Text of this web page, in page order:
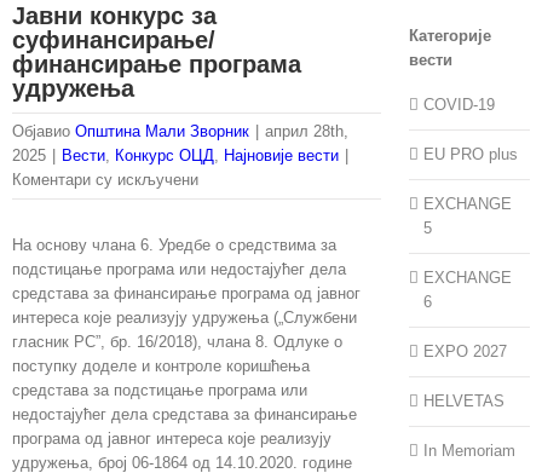
Јавни конкурс за
суфинансирање/
финансирање програма
удружења
Објавио Општина Мали Зворник
април 28th,
2025
Вести Конкурс ОЦД Најновије вести
Коментари су искљученина
Јавни
за
суфинансирање/
финансирање
програма
удружења
На основу члана 6. Уредбе о средствима за
подстицање програма или недостајућег дела
средстава за финансирање програма од јавног
интереса које реализују удружења („Службени
гласник РС”, бр. 16/2018), члана 8. Одлуке о
поступку доделе и контроле коришћења
средстава за подстицање програма или
недостајућег дела средстава за финансирање
програма од јавног интереса које реализују
удружења, број 06-1864 од 14.10.2020. године
Категорије
вести
COVID-19
EU PRO plus
EXCHANGE
5
EXCHANGE
6
EXPO 2027
HELVETAS
In Memoriam